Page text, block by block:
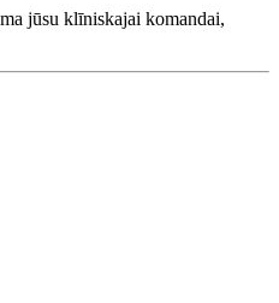
jūsu klīniskajai komandai,